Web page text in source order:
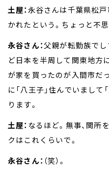
土屋：永谷さんは千葉県松
かれたという。ちょっと不
永谷さん：父親が転勤族でし
ど日本を半周して関東地方
が家を買ったのが入間市だ
に「八王子」住んでいまして
ります。
土屋： なるほど。無事、関所
クはこれくらいで。
永谷さん： （笑）。